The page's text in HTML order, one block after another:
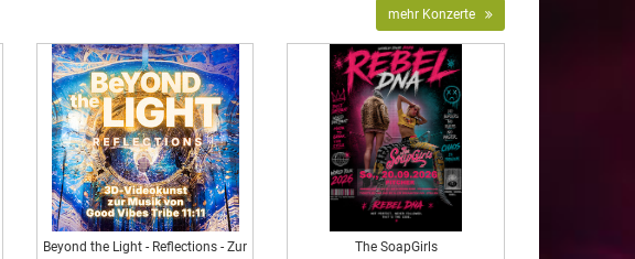
mehr Konzerte
Beyond the Light - Reflections - Zur
The SoapGirls